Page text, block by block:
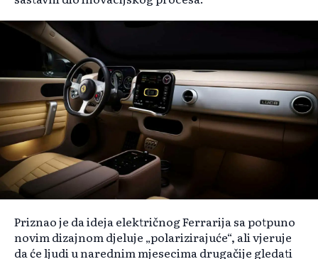
Priznao je da ideja električnog Ferrarija sa potpuno
novim dizajnom djeluje „polarizirajuće“, ali vjeruje
da će ljudi u narednim mjesecima drugačije gledati